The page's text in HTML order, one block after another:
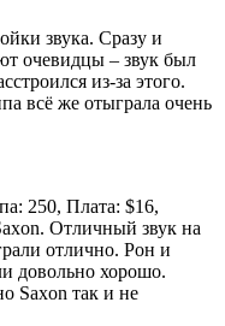
звука. Сразу и
очевидцы – звук был
из-за этого.
всё же отыграла очень
250, Плата: $16,
Отличный звук на
отлично. Рон и
довольно хорошо.
Saxon так и не